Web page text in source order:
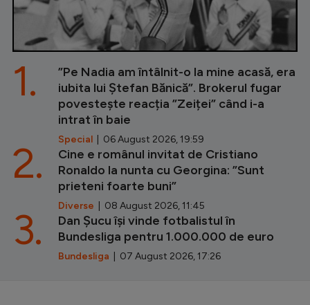
”Pe Nadia am întâlnit-o la mine acasă, era
iubita lui Ștefan Bănică”. Brokerul fugar
povestește reacția ”Zeiței” când i-a
intrat în baie
Special | 06 August 2026, 19:59
1.
Cine e românul invitat de Cristiano
Ronaldo la nunta cu Georgina: ”Sunt
prieteni foarte buni”
Diverse | 08 August 2026, 11:45
2.
Dan Șucu își vinde fotbalistul în
Bundesliga pentru 1.000.000 de euro
Bundesliga | 07 August 2026, 17:26
3.